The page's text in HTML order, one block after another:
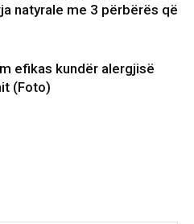
natyrale me 3 përbërës që
efikas kundër alergjisë
(Foto)